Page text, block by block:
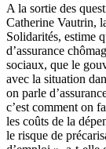
A la sortie des
Catherine Vautrin,
Solidarités, estime
d’assurance
sociaux, que le
avec la situation
on parle
c’est comment on
les coûts de la
le risque de